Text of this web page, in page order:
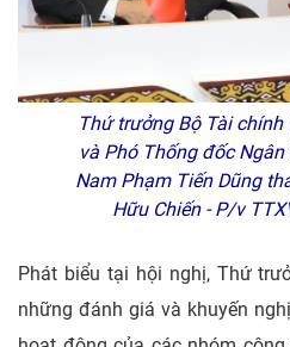
Thứ trưởng Bộ Tài
và Phó Thống đốc
Nam Phạm Tiến Dũng
Hữu Chiến - P/v
Phát biểu tại hội nghị, Thứ
những đánh giá và khuyến